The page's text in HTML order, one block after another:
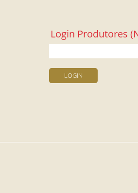
Login Produtores
LOGIN